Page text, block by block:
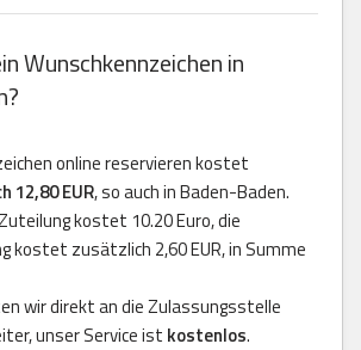
Wunschkennzeichen in
online reservieren kostet
12,80 EUR, so auch in Baden-Baden.
kostet 10.20 Euro, die
kostet zusätzlich 2,60 EUR, in Summe
wir direkt an die Zulassungsstelle
unser Service ist kostenlos.